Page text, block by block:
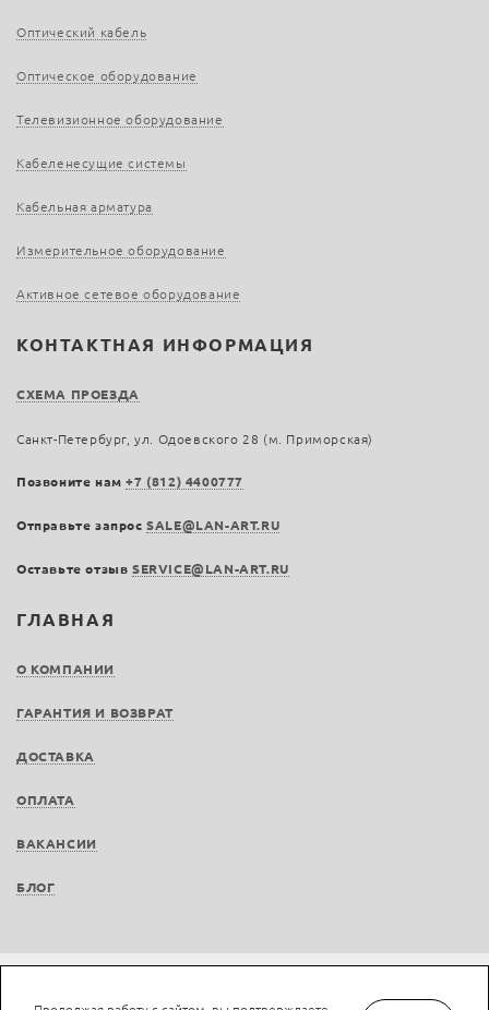
ГЛАВНАЯ
О КОМПАНИИ
ГАРАНТИЯ И ВОЗВРАТ
ДОСТАВКА
ОПЛАТА
ВАКАНСИИ
БЛОГ
Оптический кабель
Оптическое оборудование
Телевизионное оборудование
Кабеленесущие системы
Кабельная арматура
Измерительное оборудование
Активное сетевое оборудование
КОНТАКТНАЯ ИНФОРМАЦИЯ
СХЕМА ПРОЕЗДА
Санкт-Петербург, ул. Одоевского 28 (м. Приморская)
Позвоните нам+7 (812) 4400777
Отправьте запросSALE@LAN-ART.RU
Оставьте отзыв SERVICE@LAN-ART.RU
Не является публичной офертой © LAN-art.ru, 2013—2026. Все права защищены.